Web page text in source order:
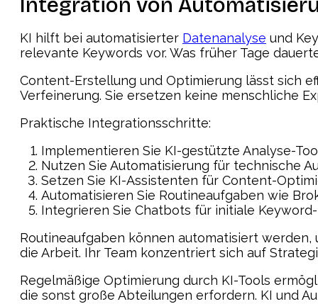
KI hilft bei automatisierter Datenanalyse und
relevante Keywords vor. Was früher Tage
Content-Erstellung und Optimierung lässt sich
Verfeinerung. Sie ersetzen keine menschliche
Praktische Integrationsschritte:
Implementieren Sie KI-gestützte Analyse-
Nutzen Sie Automatisierung für technische
Setzen Sie KI-Assistenten für Content-
Automatisieren Sie Routineaufgaben wie
Integrieren Sie Chatbots für initiale
Routineaufgaben können automatisiert werden,
die Arbeit. Ihr Team konzentriert sich auf
Regelmäßige Optimierung durch KI-Tools
die sonst große Abteilungen erfordern. KI und